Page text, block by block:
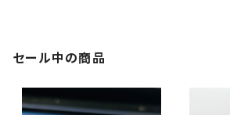
セール中の商品